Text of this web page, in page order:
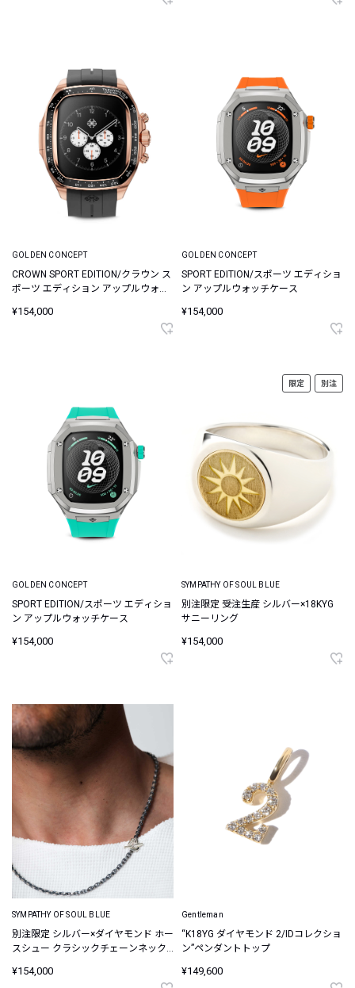
GOLDEN CONCEPT
CROWN SPORT EDITION/クラウン ス
ポーツ エディション アップルウォッ
¥154,000
GOLDEN CONCEPT
SPORT EDITION/スポーツ エディショ
ン アップルウォッチケース
¥154,000
GOLDEN CONCEPT
SPORT EDITION/スポーツ エディショ
ン アップルウォッチケース
¥154,000
限定 別注
SYMPATHY OF SOUL BLUE
別注限定 受注生産 シルバー×18KYG
サニーリング
¥154,000
SYMPATHY OF SOUL BLUE
別注限定 シルバー×ダイヤモンド ホー
スシュー クラシックチェーンネック
¥154,000
Gentleman
“K18YG ダイヤモンド 2/IDコレクショ
ン”ペンダントトップ
¥149,600